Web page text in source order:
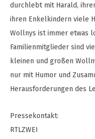
durchlebt mit Harald,
ihren Enkelkindern viele
Wollnys ist immer etwas
Familienmitglieder sind
kleinen und großen
nur mit Humor und
Herausforderungen des
Pressekontakt:
RTLZWEI